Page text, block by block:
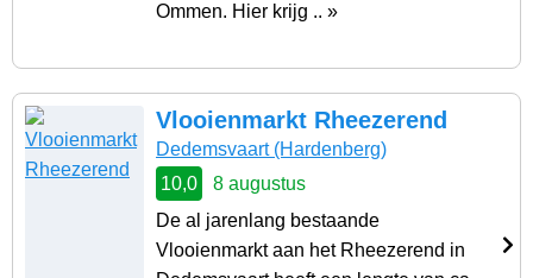
Ommen. Hier krijg .. »
Vlooienmarkt Rheezerend
Dedemsvaart(Hardenberg)
10,0
8 augustus
De al jarenlang bestaande
Vlooienmarkt aan het Rheezerend in